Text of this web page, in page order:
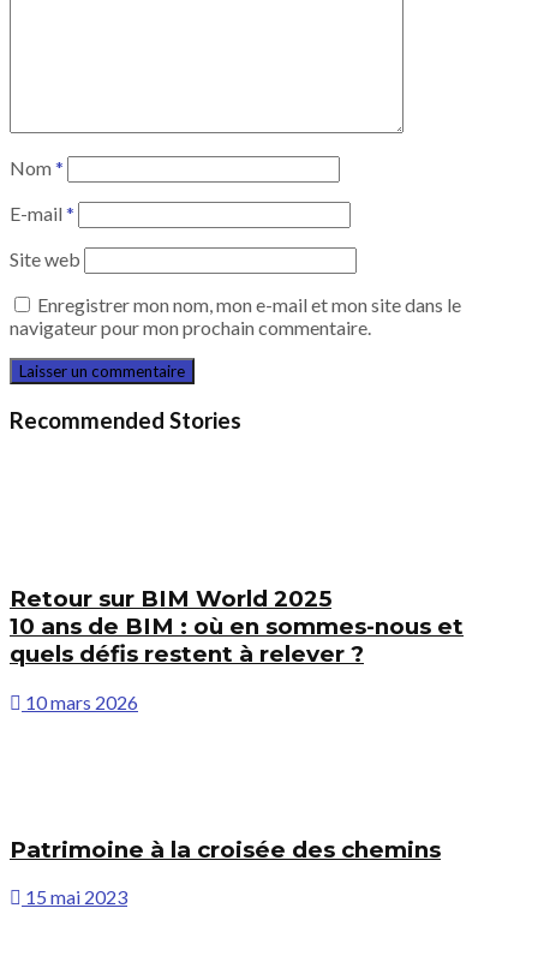
Nom *
E-mail *
Site web
Enregistrer mon nom, mon e-mail et mon site dans le
navigateur pour mon prochain commentaire.
Recommended Stories
Retour sur BIM World 2025
10 ans de BIM : où en sommes-nous et
quels défis restent à relever ?
10 mars 2026
Patrimoine à la croisée des chemins
15 mai 2023